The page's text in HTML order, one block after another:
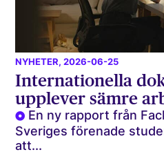
NYHETER, 2026-06-25
Internationella
upplever sämre
En ny rapport från
Sveriges förenade
att...